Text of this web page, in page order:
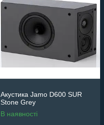
Акустика Jamo D600 SUR
Stone Grey
В наявності